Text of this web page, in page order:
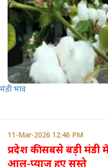
मंडी भाव
11-Mar-2026 12:46 PM
प्रदेश की सबसे बड़ी मंडी
आलू-प्याज हुए सस्ते